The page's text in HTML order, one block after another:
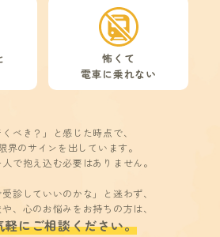
怖くて
電車に乗れない
くべき？」と感じた時点で、
界のサインを出しています。
で抱え込む必要はありません。
受診していいのかな」と迷わず、
、心のお悩みをお持ちの方は、
軽にご相談ください。